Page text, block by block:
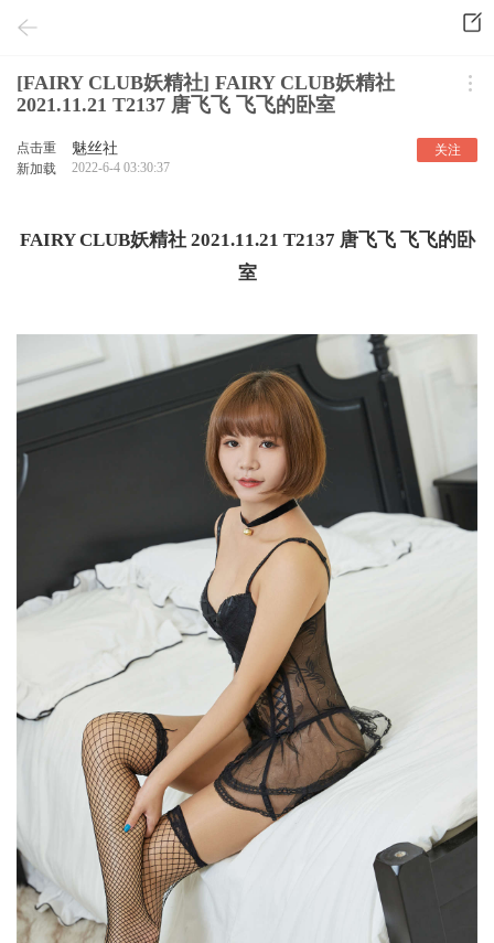
[FAIRY CLUB妖精社] FAIRY CLUB妖精社
2021.11.21 T2137 唐飞飞 飞飞的卧室
点击重
新加载
魅丝社
2022-6-4 03:30:37
关注
FAIRY CLUB妖精社 2021.11.21 T2137 唐飞飞 飞飞的卧
室